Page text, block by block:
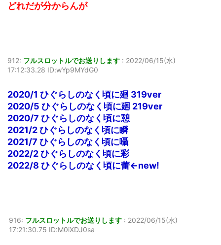
どれだが分からんが
912: フルスロットルでお送りします : 2022/06/15(水)
17:12:33.28 ID:wYp9MYdG0
2020/1 ひぐらしのなく頃に廻 319ver
2020/5 ひぐらしのなく頃に廻 219ver
2020/7 ひぐらしのなく頃に憩
2021/2 ひぐらしのなく頃に瞬
2021/7 ひぐらしのなく頃に囁
2022/2 ひぐらしのなく頃に彩
2022/8 ひぐらしのなく頃に蕾←new!
916: フルスロットルでお送りします : 2022/06/15(水)
17:21:30.75 ID:M0iXDJ0sa